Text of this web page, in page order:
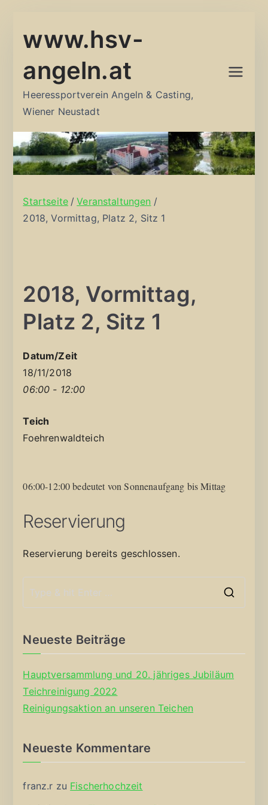
Inhalt
www.hsv-
angeln.at
Heeressportverein Angeln & Casting,
Wiener Neustadt
Startseite
Veranstaltungen
2018, Vormittag, Platz 2, Sitz 1
2018, Vormittag,
Platz 2, Sitz 1
Datum/Zeit
18/11/2018
06:00 - 12:00
Teich
Foehrenwaldteich
06:00-12:00 bedeutet von Sonnenaufgang bis Mittag
Reservierung
Reservierung bereits geschlossen.
Neueste Beiträge
Hauptversammlung und 20. jähriges Jubiläum
Teichreinigung 2022
Reinigungsaktion an unseren Teichen
Neueste Kommentare
franz.r zu Fischerhochzeit